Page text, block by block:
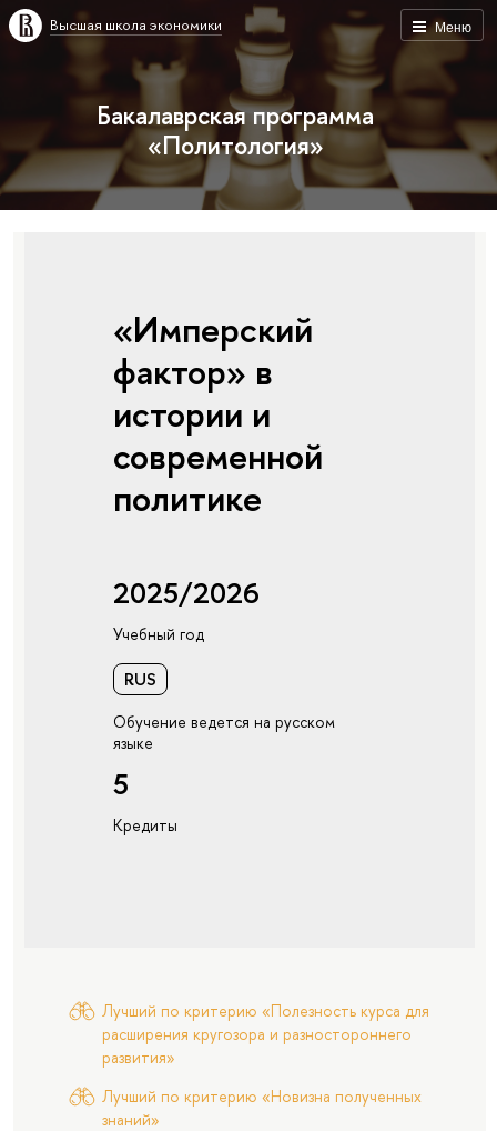
Меню
Высшая школа экономики
Бакалаврская программа
«Политология»
«Имперский
фактор» в
истории и
современной
политике
2025/2026
Учебный год
RUS
Обучение ведется на русском
языке
5
Кредиты
Лучший по критерию «Полезность курса для
расширения кругозора и разностороннего
развития»
Лучший по критерию «Новизна полученных
знаний»